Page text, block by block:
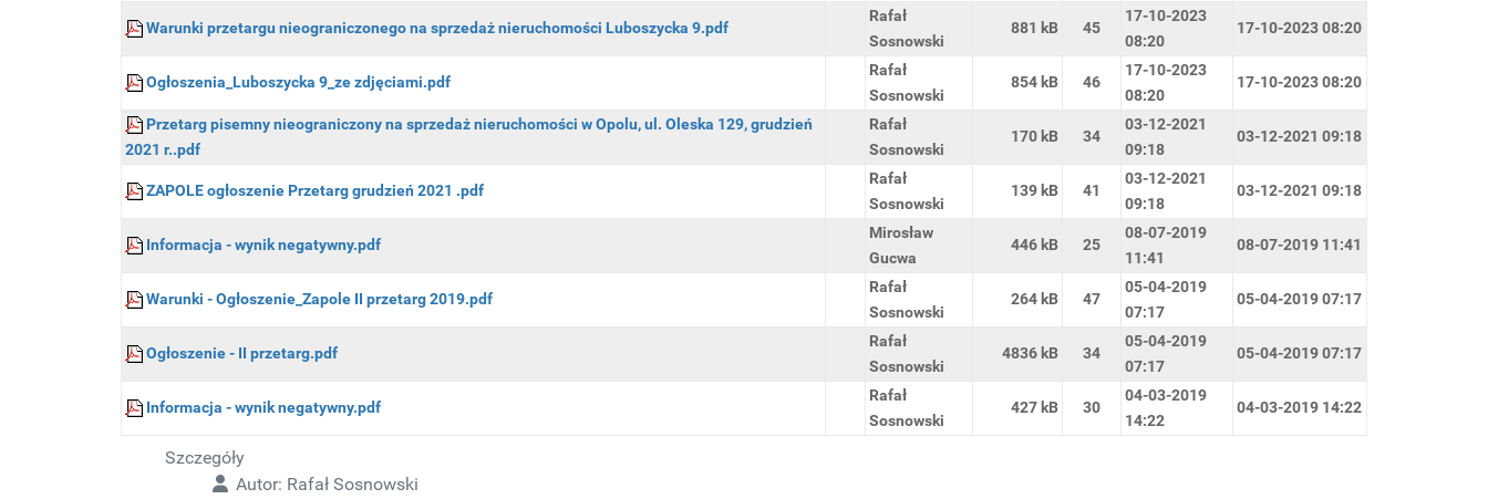
Warunki przetargu nieograniczonego na sprzedaż nieruchomości Luboszycka 9.pdf
Rafał
Sosnowski
881 kB 45
17-10-2023
08:20
17-10-2023 08:20
Ogłoszenia_Luboszycka 9_ze zdjęciami.pdf
Rafał
Sosnowski
854 kB 46
17-10-2023
08:20
17-10-2023 08:20
Przetarg pisemny nieograniczony na sprzedaż nieruchomości w Opolu, ul. Oleska 129, grudzień
2021 r..pdf
Rafał
Sosnowski
170 kB 34
03-12-2021
09:18
03-12-2021 09:18
ZAPOLE ogłoszenie Przetarg grudzień 2021 .pdf
Rafał
Sosnowski
139 kB 41
03-12-2021
09:18
03-12-2021 09:18
Informacja - wynik negatywny.pdf
Mirosław
Gucwa
446 kB 25
08-07-2019
11:41
08-07-2019 11:41
Warunki - Ogłoszenie_Zapole II przetarg 2019.pdf
Rafał
Sosnowski
264 kB 47
05-04-2019
07:17
05-04-2019 07:17
Ogłoszenie - II przetarg.pdf
Rafał
Sosnowski
4836 kB 34
05-04-2019
07:17
05-04-2019 07:17
Informacja - wynik negatywny.pdf
Rafał
Sosnowski
427 kB 30
04-03-2019
14:22
04-03-2019 14:22
Szczegóły
Autor: Rafał Sosnowski